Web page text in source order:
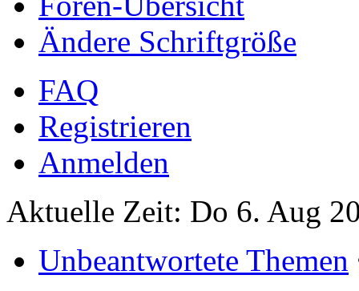
Ändere Schriftgröße
FAQ
Registrieren
Anmelden
Aktuelle Zeit: Do 6. Aug
Unbeantwortete Themen